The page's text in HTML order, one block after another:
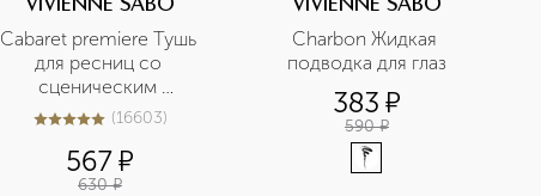
VIVIENNE SABO
Cabaret premiere Тушь
для ресниц со
сценическим
эффектом
5из 516603 (16603)
567¤
630 ¤
VIVIENNE SABO
Charbon Жидкая
подводка для глаз
383 ¤
590 ¤